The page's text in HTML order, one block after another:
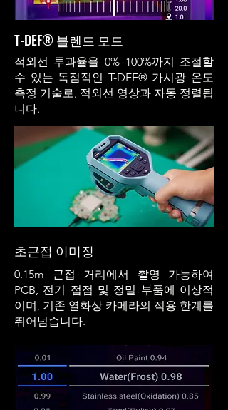
T-DEF® 블렌드 모드
적외선 투과율을 0%–100%까지 조절할
수 있는 독점적인 T-DEF® 가시광 온도
측정 기술로, 적외선 영상과 자동 정렬됩
니다.
초근접 이미징
0.15m 근접 거리에서 촬영 가능하여
PCB, 전기 접점 및 정밀 부품에 이상적
이며, 기존 열화상 카메라의 적용 한계를
뛰어넘습니다.